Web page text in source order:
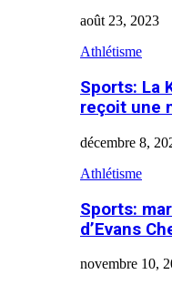
août 23, 2023
Athlétisme
Sports: La
reçoit une
décembre 8,
Athlétisme
Sports:
d’Evans
novembre 10,